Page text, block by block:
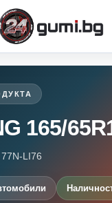
165/
LI76